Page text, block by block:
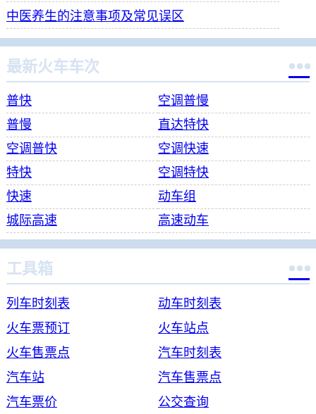
中医养生的注意事项及常见误区
最新火车车次 
普快
空调普慢
普慢
直达特快
空调普快
空调快速
特快
空调特快
快速
动车组
城际高速
高速动车
工具箱 
列车时刻表
动车时刻表
火车票预订
火车站点
火车售票点
汽车时刻表
汽车站
汽车售票点
汽车票价
公交查询